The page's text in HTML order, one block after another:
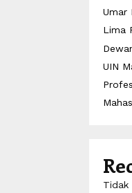
Umar
Lima
UIN
Tidak